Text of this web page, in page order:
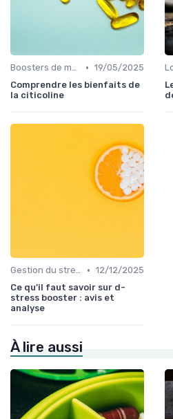
Boosters de mémoire • 19/05/2025
Comprendre les bienfaits de
la citicoline
Gestion du stress et de l'anxiété • 12/12/2025
Ce qu’il faut savoir sur d-
stress booster : avis et
analyse
À lire aussi